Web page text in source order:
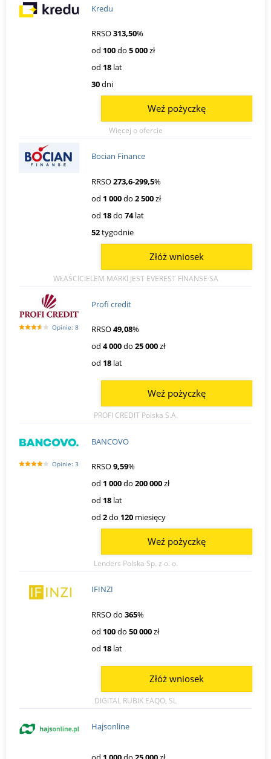
Kredu
RRSO313,50%
od 100do 5 000zł
od 18 lat
30dni
Więcej o ofercie
Weź pożyczkę
Bocian Finance
RRSO273,6-299,5%
od 1 000do 2 500zł
od 18do 74lat
52tygodnie
WŁAŚCICIELEM MARKI JEST EVEREST FINANSE SA
Złóż wniosek
Opinie: 8
Profi credit
RRSO49,08%
od 4 000do 25 000zł
od 18 lat
PROFI CREDIT Polska S.A.
Weź pożyczkę
Opinie: 3
BANCOVO
RRSO9,59%
od 1 000do 200 000zł
od 18 lat
od 2do 120 miesięcy
Lenders Polska Sp. z o. o.
Weź pożyczkę
IFINZI
RRSO do 365%
od 100do 50 000zł
od 18 lat
DIGITAL RUBIK EAQO, SL
Złóż wniosek
Hajsonline